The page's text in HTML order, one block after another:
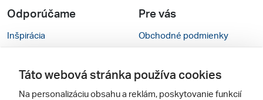
Odporúčame
Inšpirácia
Cestovné kancelárie
Pre vás
Obchodné podmienky
Nastavenie cookies
Táto webová stránka používa cookies
Na personalizáciu obsahu a reklám, poskytovanie funkcií